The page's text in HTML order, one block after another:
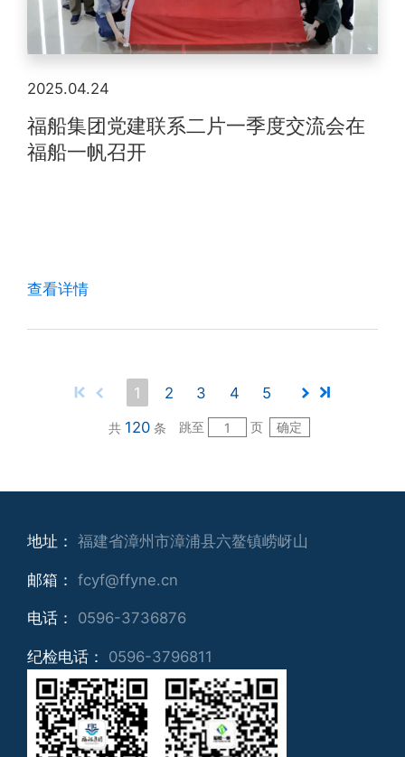
2025.04.24
福船集团党建联系二片一季度交流会在
福船一帆召开
查看详情
1 2 3 4 5
共 120条 跳至 页 确定
地址： 福建省漳州市漳浦县六鳌镇崂岈山
邮箱： fcyf@ffyne.cn
电话： 0596-3736876
纪检电话： 0596-3796811